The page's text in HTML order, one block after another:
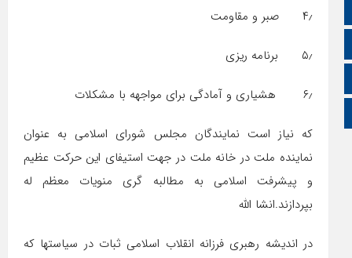
اینستاگرام
۴٫ صبر و مقاومت
۵٫ برنامه ریزی
۶٫ هشیاری و آمادگی برای مواجهه با مشکلات
که نیاز است نمایندگان مجلس شورای اسلامی به عنوان
نماینده ملت در خانه ملت در جهت استیفای این حرکت عظیم
و پیشرفت اسلامی به مطالبه گری منویات معظم له
بپردازند.انشا الله
در اندیشه رهبری فرزانه انقلاب اسلامی ثبات در سیاستها که